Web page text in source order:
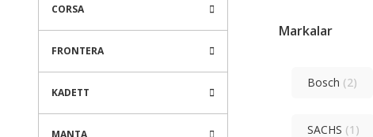
CORSA
FRONTERA
KADETT
MANTA
Markalar
Bosch (2)
SACHS (1)